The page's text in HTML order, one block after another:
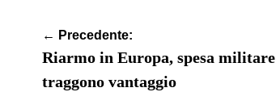
Navigazione
articoli
← Precedente:
Riarmo in Europa, spesa
traggono vantaggio